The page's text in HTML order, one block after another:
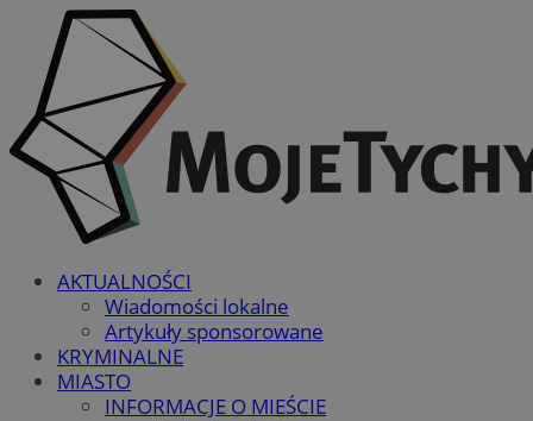
AKTUALNOŚCI
Wiadomości lokalne
Artykuły sponsorowane
KRYMINALNE
MIASTO
INFORMACJE O MIEŚCIE